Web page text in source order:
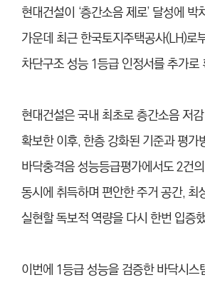
현대건설이 ‘층간소음 제로’ 달성에
가운데 최근 한국토지주택공사(LH)로
차단구조 성능 1등급 인정서를 추가로
현대건설은 국내 최초로 층간소음 저
확보한 이후, 한층 강화된 기준과 평가
바닥충격음 성능등급평가에서도 2건
동시에 취득하며 편안한 주거 공간, 최
실현할 독보적 역량을 다시 한번 입증
이번에 1등급 성능을 검증한 바닥시스